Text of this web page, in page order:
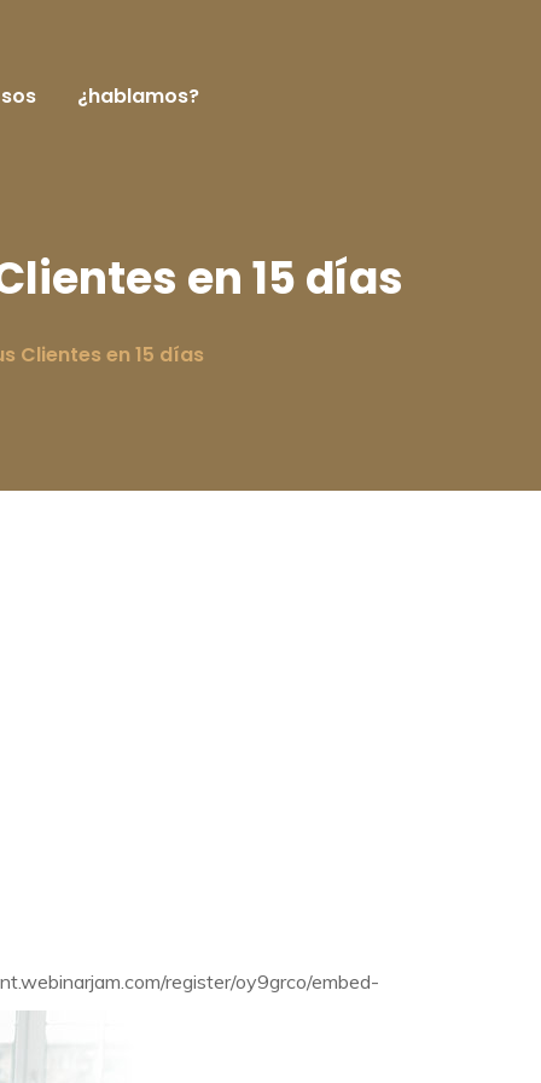
¿hablamos?
en 15 días
Clientes en 15 días
register/oy9grco/embed-